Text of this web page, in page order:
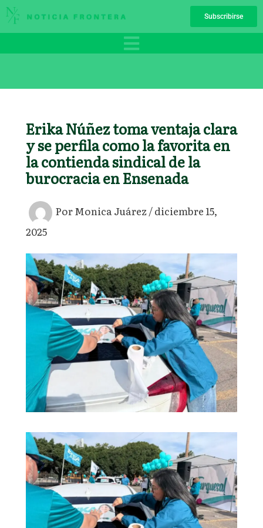
Ir
al
Subscribirse
Erika Núñez toma ventaja clara
y se perfila como la favorita en
la contienda sindical de la
burocracia en Ensenada
PorMonica Juárez/diciembre 15,
2025